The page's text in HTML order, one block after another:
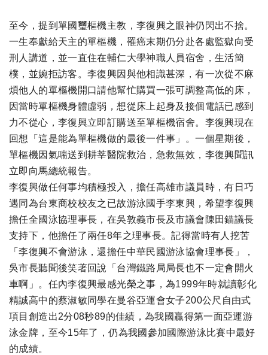
至今，提到單國璽樞機主教，李復興之眼神仍閃出不捨。
一生奉獻給天主的單樞機，罹癌末期仍分赴各處監獄向受
刑人講道，並一直住在輔仁大學神職人員宿舍，生活簡
樸，並婉拒訪客。李復興因與他相識甚深，有一次從不麻
煩他人的單樞機開口請他幫忙購買一張可調整高低的床，
因當時單樞機身體虛弱，想從床上起身及接個電話已感到
力不從心，李復興立即訂購送至單樞機宿舍。李復興現在
回想「這是能為單樞機做的最後一件事」。一個星期後，
單樞機因氣喘送到耕莘醫院救治，急救無效，李復興聞訊
立即向馬總統報告。
李復興做任何事均積極投入，擔任高雄市議員時，有日巧
遇同為台東商校校友之已故游泳國手李東興，希望李復興
擔任全國泳協理事長，在吳敦義市長及市議會陳田錨議長
支持下，他擔任了兩任8年之理事長。記得當時有人挖苦
「李復興不會游泳，還擔任中華民國游泳協會理事長」，
吳市長聽聞後笑著回說「台灣鐵路局局長也不一定會開火
車啊」。任內李復興最感光榮之事，為1999年時就讀彰化
精誠高中的蔡淑敏同學在曼谷亞運會女子200公尺自由式
項目創造出2分08秒89的佳績，為我國贏得第一面亞運游
泳金牌，至今15年了，仍為我國參加國際游泳比賽中最好
的成績。